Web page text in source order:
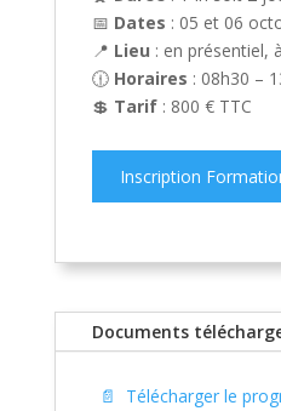
📅 Dates : 05 et 06
📍 Lieu : en présentiel,
🕧 Horaires : 08h30 –
💲 Tarif: 800 € TTC
Inscription
Documents
📄 Télécharger le